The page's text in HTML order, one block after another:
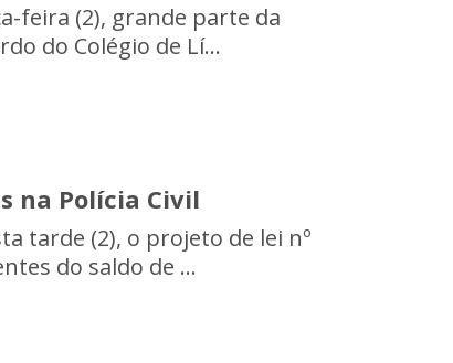
feira (2), grande parte da
do Colégio de Lí...
na Polícia Civil
tarde (2), o projeto de lei nº
do saldo de ...